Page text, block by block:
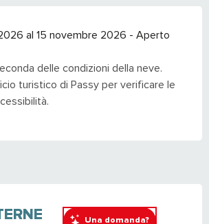
Una domanda?
al 15 novembre 2026 - Aperto
delle condizioni della neve.
turistico di Passy per verificare le